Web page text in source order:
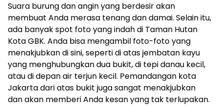
Suara burung dan angin yang berdesir akan
membuat Anda merasa tenang dan damai. Selain itu,
ada banyak spot foto yang indah di Taman Hutan
Kota GBK. Anda bisa mengambil foto-foto yang
menakjubkan di sini, seperti di atas jembatan kayu
yang menghubungkan dua bukit, di tepi danau kecil,
atau di depan air terjun kecil. Pemandangan kota
Jakarta dari atas bukit juga sangat menakjubkan
dan akan memberi Anda kesan yang tak terlupakan.